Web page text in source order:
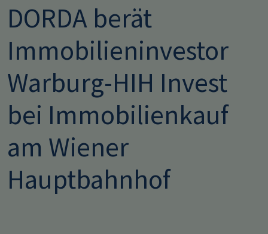
DORDA berät
Immobilieninvestor
Warburg-HIH Invest
bei Immobilienkauf
am Wiener
Hauptbahnhof